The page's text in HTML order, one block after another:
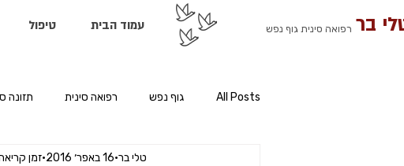
עמוד הבית טיפול רפואה סינית גוף נפש בר
All Posts גוף נפש רפואה סינית תזונה
טלי בר 16 באפר׳ 2016 זמן קריאה 1